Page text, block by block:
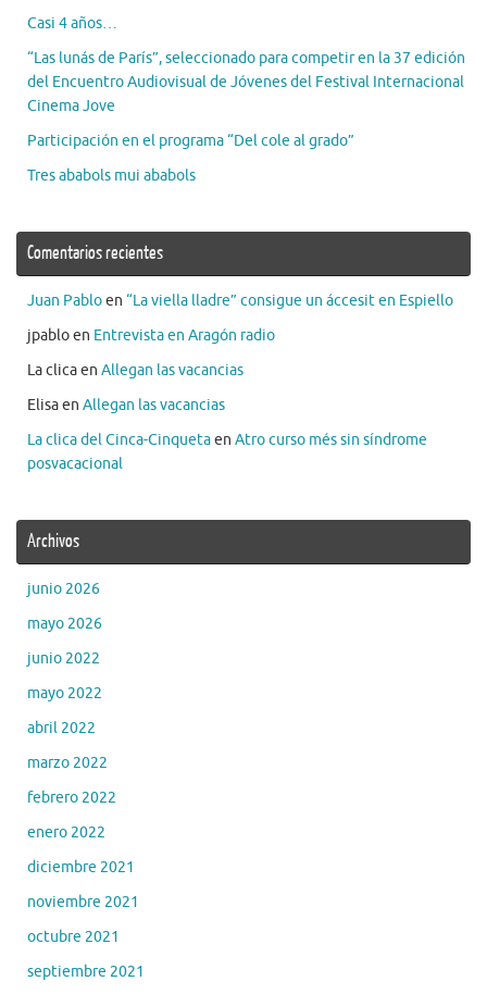
Casi 4 años…
“Las lunás de París”, seleccionado para competir en la 37 edición
del Encuentro Audiovisual de Jóvenes del Festival Internacional
Cinema Jove
Participación en el programa “Del cole al grado”
Tres ababols mui ababols
Comentarios recientes
Juan Pabloen “La viella lladre” consigue un áccesit en Espiello
jpabloen Entrevista en Aragón radio
La clicaen Allegan las vacancias
Elisaen Allegan las vacancias
La clica del Cinca-Cinquetaen Atro curso més sin síndrome
posvacacional
Archivos
junio 2026
mayo 2026
junio 2022
mayo 2022
abril 2022
marzo 2022
febrero 2022
enero 2022
diciembre 2021
noviembre 2021
octubre 2021
septiembre 2021